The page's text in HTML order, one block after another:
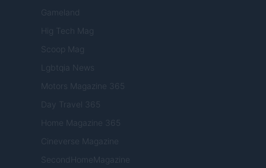
Gameland
Hig Tech Mag
Scoop Mag
Lgbtqia News
Motors Magazine 365
Day Travel 365
Home Magazine 365
Cineverse Magazine
SecondHomeMagazine